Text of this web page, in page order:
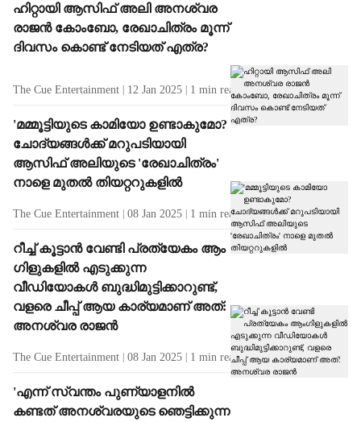
l
t
s
ഹിറ്റായി ആസിഫ് അലി അനശ്വര
രാജൻ കോംബോ, രേഖാചിത്രം മൂന്ന്
ദിവസം കൊണ്ട് നേടിയത് എത്ര?
The Cue Entertainment 12 Jan 2025 1 min read
'മമ്മൂട്ടിയുടെ കാമിയോ ഉണ്ടാകുമോ?
ചോദ്യങ്ങൾക്ക് മറുപടിയായി
ആസിഫ് അലിയുടെ 'രേഖാചിത്രം'
നാളെ മുതൽ തിയറ്ററുകളിൽ
The Cue Entertainment 08 Jan 2025 1 min read
റീച്ച് കൂട്ടാൻ വേണ്ടി പ്രത്യേകം ആം​
ഗിളുകളിൽ എടുക്കുന്ന
വീഡിയോകൾ ബുദ്ധിമുട്ടിക്കാറുണ്ട്,
വളരെ ചീപ്പ് ആയ കാര്യമാണ് അത്:
അനശ്വര രാജൻ
The Cue Entertainment 08 Jan 2025 1 min read
'എന്ന് സ്വന്തം പുണ്യാളനിൽ
കണ്ടത് അനശ്വരയുടെ ഞെട്ടിക്കുന്ന